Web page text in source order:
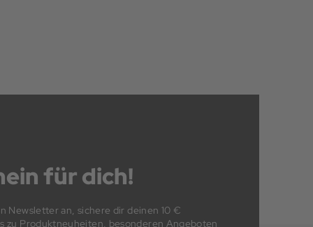
für dich!
Newsletter an, sichere dir deinen 10 €
zu Produktneuheiten, besonderen Angeboten